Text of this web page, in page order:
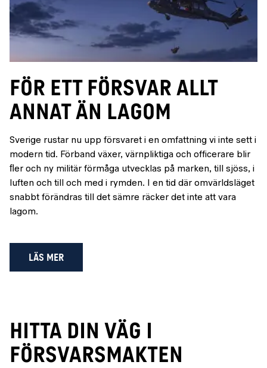
För ett försvar allt
annat än lagom
Sverige rustar nu upp försvaret i en omfattning vi inte sett i
modern tid. Förband växer, värnpliktiga och officerare blir
ﬂer och ny militär förmåga utvecklas på marken, till sjöss, i
luften och till och med i rymden. I en tid där omvärldsläget
snabbt förändras till det sämre räcker det inte att vara
lagom.
LÄS MER
HITTA DIN VÄG I
FÖRSVARSMAKTEN